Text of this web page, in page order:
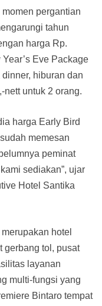
pergantian
tahun
harga Rp.
Eve Package
hiburan dan
nett untuk 2 orang.
harga Early Bird
memesan
peminat
sediakan”, ujar
Hotel Santika
hotel
gerbang tol, pusat
layanan
multi-fungsi yang
Bintaro tempat